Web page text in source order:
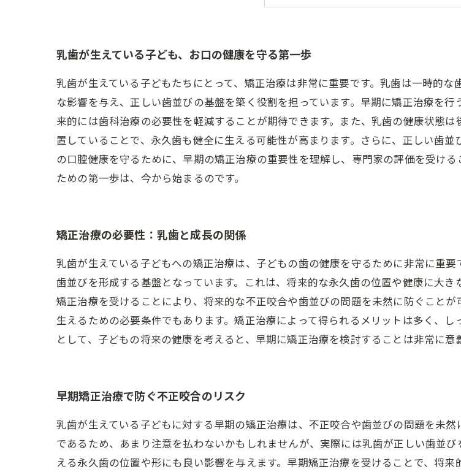
親が知っておくべき！乳歯矯正治
乳歯から始まる健康な歯並びの未来
乳歯が生えている子ども、お口の健康を守る第一歩
乳歯が生えている子どもたちにとって、矯正治療は非常に重要です。乳歯は一時的
な影響を与え、正しい歯並びの基盤を築く役割を担っています。早期に矯正治療を
来的には歯科治療の必要性を軽減することが期待できます。また、乳歯の健康状態
置していることで、永久歯も健全に生える可能性が高まります。さらに、正しい歯
の口腔健康を守るために、早期の矯正治療の重要性を理解し、専門家の評価を受け
ための第一歩は、今から始まるのです。
矯正治療の必要性：乳歯と成長の関係
乳歯が生えている子どもへの矯正治療は、子どもの歯の健康を守るために非常に重
歯並びを形成する基盤となっています。これは、将来的な永久歯の位置や健康に大
矯正治療を受けることにより、将来的な不正咬合や歯並びの問題を未然に防ぐこと
生えるための必要条件でもあります。矯正治療によって得られるメリットは多く、
として、子どもの将来の健康を考えると、早期に矯正治療を検討することは非常に意
早期矯正治療で防ぐ不正咬合のリスク
乳歯が生えている子どもに対する早期の矯正治療は、不正咬合や歯並びの問題を未
であるため、あまり注意を払わないかもしれませんが、実際には乳歯が正しい歯並
える永久歯の位置や形にも良い影響を与えます。早期矯正治療を受けることで、将